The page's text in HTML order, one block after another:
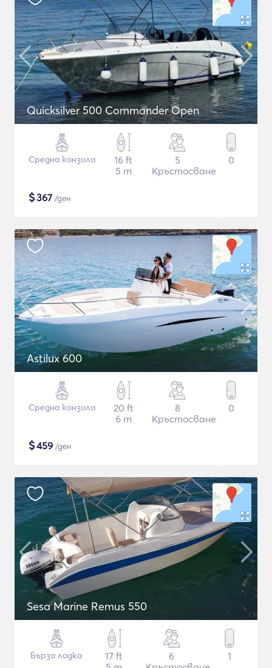
Quicksilver 500 Commander Open
Средна конзола
16 ft
5 m
5
Кръстосване
0
$367 /ден
Astilux 600
Средна конзола
20 ft
6 m
8
Кръстосване
0
$459 /ден
Sesa Marine Remus 550
Бърза лодка
17 ft
6
1